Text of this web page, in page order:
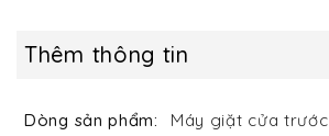
Thêm thông tin
Máy giặt cửa trước